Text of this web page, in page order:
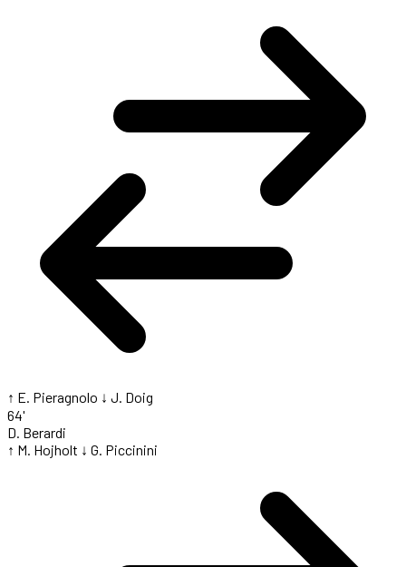
↑ E. Pieragnolo ↓ J. Doig
64'
D. Berardi
↑ M. Hojholt ↓ G. Piccinini